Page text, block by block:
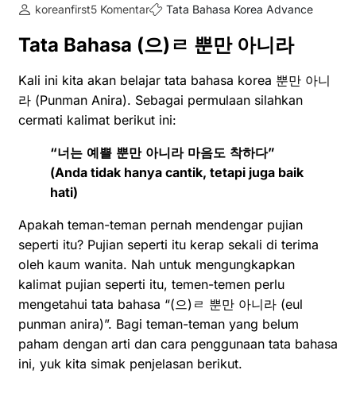
koreanfirst5 Komentar Tata Bahasa Korea Advance
Tata Bahasa (으) ㄹ 뿐만 아니라
Kali ini kita akan belajar tata bahasa korea 뿐만 아니
라 (Punman Anira). Sebagai permulaan silahkan
cermati kalimat berikut ini:
“너는 예쁠 뿐만 아니라 마음도 착하다”
(Anda tidak hanya cantik, tetapi juga baik
hati)
Apakah teman-teman pernah mendengar pujian
seperti itu? Pujian seperti itu kerap sekali di terima
oleh kaum wanita. Nah untuk mengungkapkan
kalimat pujian seperti itu, temen-temen perlu
mengetahui tata bahasa “(으)ㄹ 뿐만 아니라 (eul
punman anira)”. Bagi teman-teman yang belum
paham dengan arti dan cara penggunaan tata bahasa
ini, yuk kita simak penjelasan berikut.